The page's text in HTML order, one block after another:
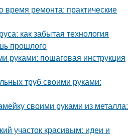
время ремонта: практические
как забытая технология
прошлого
руками: пошаговая инструкция
труб своими руками:
своими руками из металла:
участок красивым: идеи и